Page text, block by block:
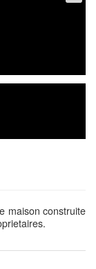
maison construite